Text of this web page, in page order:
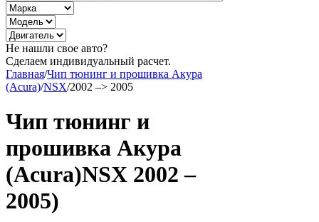
Не нашли свое авто?
Сделаем индивидуальный расчет.
Главная/Чип тюнинг и прошивка Акура
(Acura)/NSX/2002 –> 2005
Чип тюнинг и
прошивка Акура
(Acura)NSX 2002 –
2005)